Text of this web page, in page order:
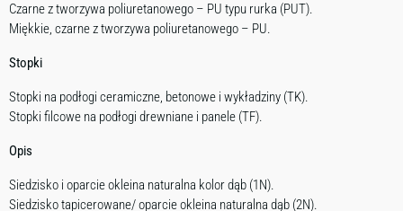
Czarne z tworzywa poliuretanowego – PU typu rurka (PUT).
Miękkie, czarne z tworzywa poliuretanowego – PU.
Stopki
Stopki na podłogi ceramiczne, betonowe i wykładziny (TK).
Stopki filcowe na podłogi drewniane i panele (TF).
Opis
Siedzisko i oparcie okleina naturalna kolor dąb (1N).
Siedzisko tapicerowane/ oparcie okleina naturalna dąb (2N).